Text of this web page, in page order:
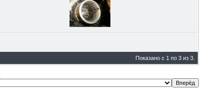
Показано с 1 по 3 из 3.